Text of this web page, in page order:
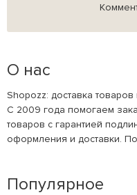
О нас
Shopozz: доставка
С 2009 года помогаем
товаров с гарантией
оформления и доставки.
Популярное